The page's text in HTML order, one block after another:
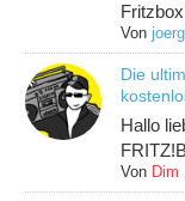
Von
Die
Hallo
Von Dim